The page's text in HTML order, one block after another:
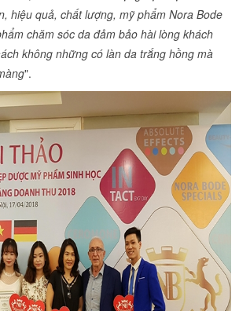
hiệu quả, chất lượng, mỹ phẩm Nora Bode
chăm sóc da đảm bảo hài lòng khách
không những có làn da trắng hồng mà
".